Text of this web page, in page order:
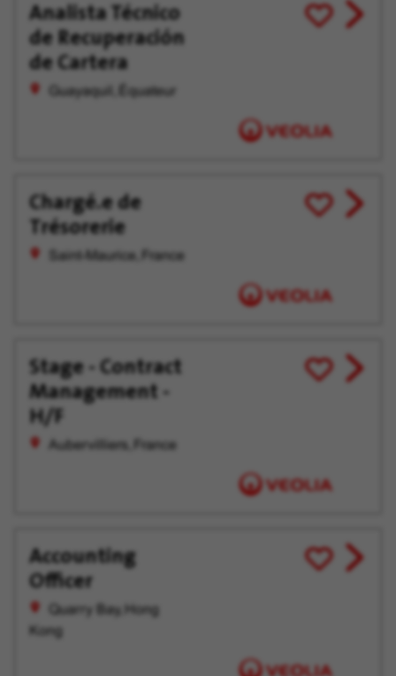
Analista Técnico
de Recuperación
de Cartera
Guayaquil, Équateur
Enregistrer
pour
View
job
Chargé.e de
Trésorerie
Saint-Maurice, France
Enregistrer
pour
View
job
Stage - Contract
Management -
H/F
Aubervilliers, France
Enregistrer
pour
View
job
Accounting
Officer
Quarry Bay, Hong
Enregistrer
pour
View
job